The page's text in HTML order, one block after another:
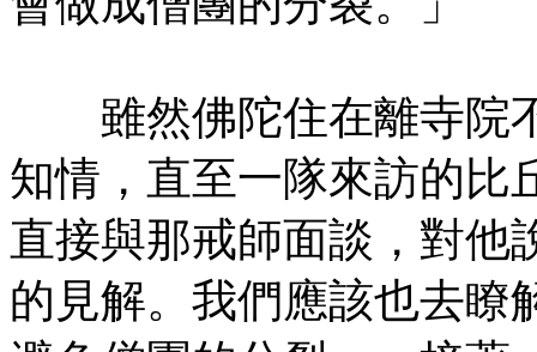
雖然佛陀住在離寺院
知情，直至一隊來訪的比
直接與那戒師面談，對他
的見解。我們應該也去瞭